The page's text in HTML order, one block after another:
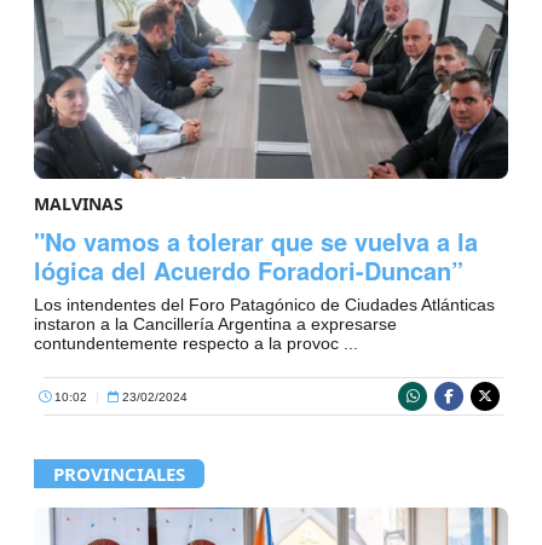
MALVINAS
"No vamos a tolerar que se vuelva a la
lógica del Acuerdo Foradori-Duncan”
Los intendentes del Foro Patagónico de Ciudades Atlánticas
instaron a la Cancillería Argentina a expresarse
contundentemente respecto a la provoc ...
10:02 | 23/02/2024
PROVINCIALES